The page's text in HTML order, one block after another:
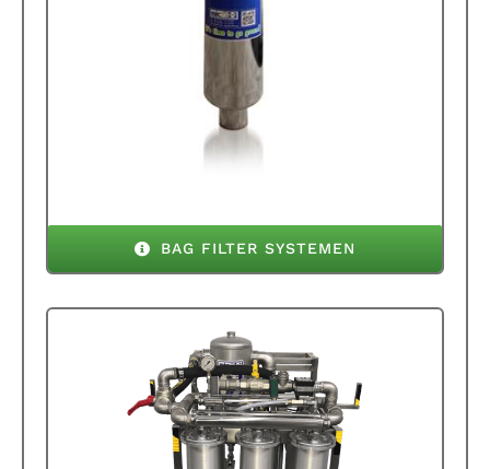
BAG FILTER SYSTEMEN